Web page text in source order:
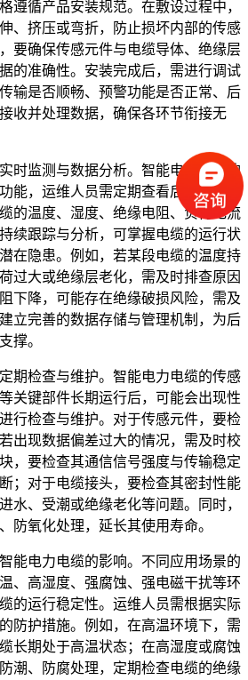
遵循产品安装规范。在敷设过程中，
、挤压或弯折，防止损坏内部的传感
要确保传感元件与电缆导体、绝缘层
的准确性。安装完成后，需进行调试
输是否顺畅、预警功能是否正常、后
收并处理数据，确保各环节衔接无
时监测与数据分析。智能电力电缆的
能，运维人员需定期查看后台监控系
的温度、湿度、绝缘电阻、负荷电流
续跟踪与分析，可掌握电缆的运行状
在隐患。例如，若某段电缆的温度持
过大或绝缘层老化，需及时排查原因
下降，可能存在绝缘破损风险，需及
立完善的数据存储与管理机制，为后
撑。
期检查与维护。智能电力电缆的传感
关键部件长期运行后，可能会出现性
行检查与维护。对于传感元件，要检
出现数据偏差过大的情况，需及时校
，要检查其通信信号强度与传输稳定
；对于电缆接头，要检查其密封性能
水、受潮或绝缘老化等问题。同时，
防氧化处理，延长其使用寿命。
能电力电缆的影响。不同应用场景的
、高湿度、强腐蚀、强电磁干扰等环
的运行稳定性。运维人员需根据实际
防护措施。例如，在高温环境下，需
长期处于高温状态；在高湿度或腐蚀
潮、防腐处理，定期检查电缆的绝缘